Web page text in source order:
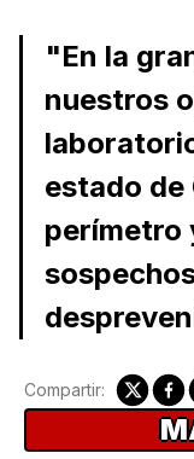
"En la
nuestros
estado de
perímetro
Compartir: